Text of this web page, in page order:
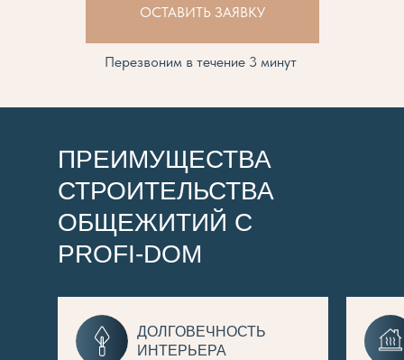
ОСТАВИТЬ ЗАЯВКУ
Перезвоним в течение 3 минут
ПРЕИМУЩЕСТВА
СТРОИТЕЛЬСТВА
ОБЩЕЖИТИЙ С
PROFI-DOM
ДОЛГОВЕЧНОСТЬ
ИНТЕРЬЕРА